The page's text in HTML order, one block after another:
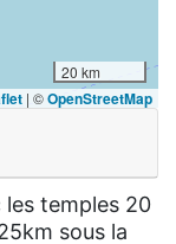
20 km
| ©OpenStreetMap
les temples 20
sous la